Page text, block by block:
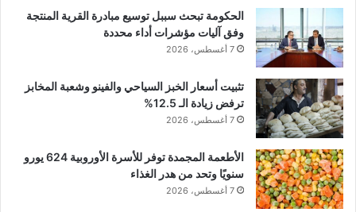
الحكومة تبحث سببل توسيع مبادرة القرية المنتجة
وفق آليات مؤشرات أداء محددة
7 أغسطس، 2026
تثبيت أسعار الخبز السياحي والفينو وشعبة المخابز
ترفض زيادة الـ 12.5%
7 أغسطس، 2026
الأطعمة المجمدة توفر للأسرة الأوروبية 624 يورو
سنويًا وتحد من هدر الغذاء
7 أغسطس، 2026